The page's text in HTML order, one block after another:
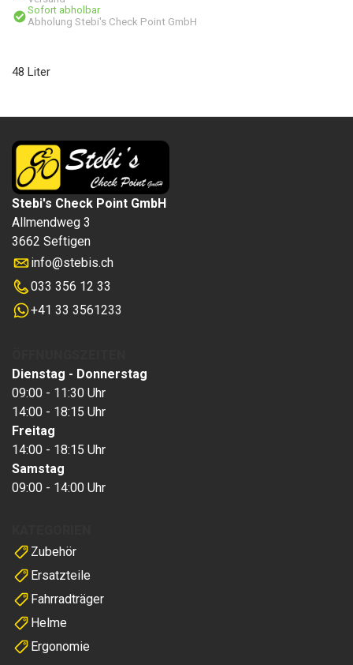
Sofort abholbar
Abholung Stebi's Check Point GmbH
48 Liter
Stebi's Check Point GmbH
Allmendweg 3
3662 Seftigen
info@stebis.ch
033 356 12 33
+41 33 3561233
Zubehör
Ersatzteile
Fahrradträger
Helme
Ergonomie
Dienstag - Donnerstag
09:00 - 11:30 Uhr
14:00 - 18:15 Uhr
Freitag
14:00 - 18:15 Uhr
Samstag
09:00 - 14:00 Uhr